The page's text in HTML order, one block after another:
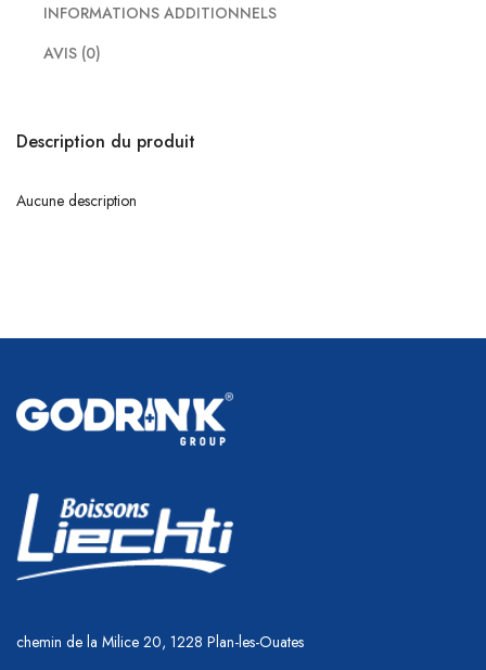
INFORMATIONS ADDITIONNELS
AVIS (0)
Description du produit
Aucune description
chemin de la Milice 20, 1228 Plan-les-Ouates